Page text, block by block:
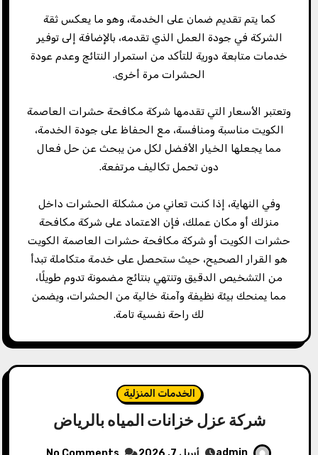
كما يتم تقديم ضمان على الخدمة، وهو ما يعكس ثقة
الشركة في جودة العمل الذي تقدمه، بالإضافة إلى توفير
خدمات متابعة دورية للتأكد من استمرار النتائج وعدم عودة
الحشرات مرة أخرى.
وتعتبر الأسعار التي تقدمها شركة مكافحة حشرات العاصمة
الكويت مناسبة ومنافسة، مع الحفاظ على جودة الخدمة،
مما يجعلها الخيار الأفضل لكل من يبحث عن حل فعال
دون تحمل تكاليف مرتفعة.
وفي النهاية، إذا كنت تعاني من مشكلة الحشرات داخل
منزلك أو مكان عملك، فإن الاعتماد على شركة مكافحة
حشرات الكويت أو شركة مكافحة حشرات العاصمة الكويت
هو القرار الصحيح، حيث ستحصل على خدمة متكاملة تبدأ
من التشخيص الدقيق وتنتهي بنتائج مضمونة تدوم طويلًا،
مما يمنحك بيئة نظيفة وآمنة خالية من الحشرات، ويضمن
لك راحة نفسية تامة.
الخدمات المنزلية
شركة عزل خزانات المياه بالرياض
admin